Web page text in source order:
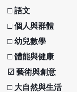
□ 語文
□ 個人與群體
□ 幼兒數學
□ 體能與健康
☑ 藝術與創意
□ 大自然與生活